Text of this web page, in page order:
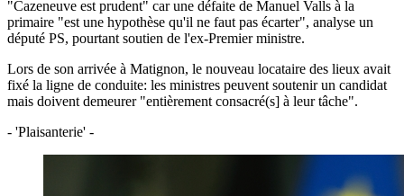
"Cazeneuve est prudent" car une défaite de Manuel Valls à la
primaire "est une hypothèse qu'il ne faut pas écarter", analyse un
député PS, pourtant soutien de l'ex-Premier ministre.
Lors de son arrivée à Matignon, le nouveau locataire des lieux avait
fixé la ligne de conduite: les ministres peuvent soutenir un candidat
mais doivent demeurer "entièrement consacré(s] à leur tâche".
- 'Plaisanterie' -